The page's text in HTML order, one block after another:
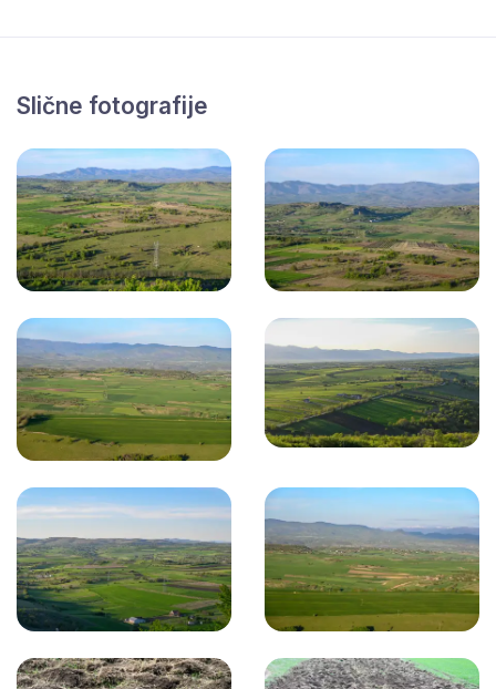
Slične fotografije